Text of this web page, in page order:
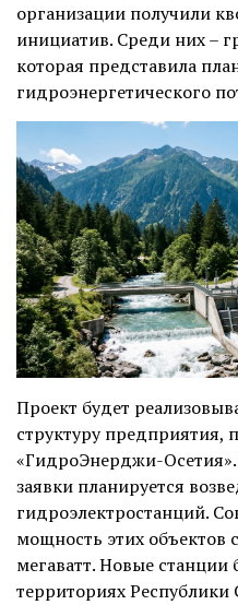
организации получили
инициатив. Среди них –
которая представила
гидроэнергетического
Проект будет
структуру предприятия,
«ГидроЭнерджи-
заявки планируется
гидроэлектростанций.
мощность этих объектов
мегаватт. Новые
территориях